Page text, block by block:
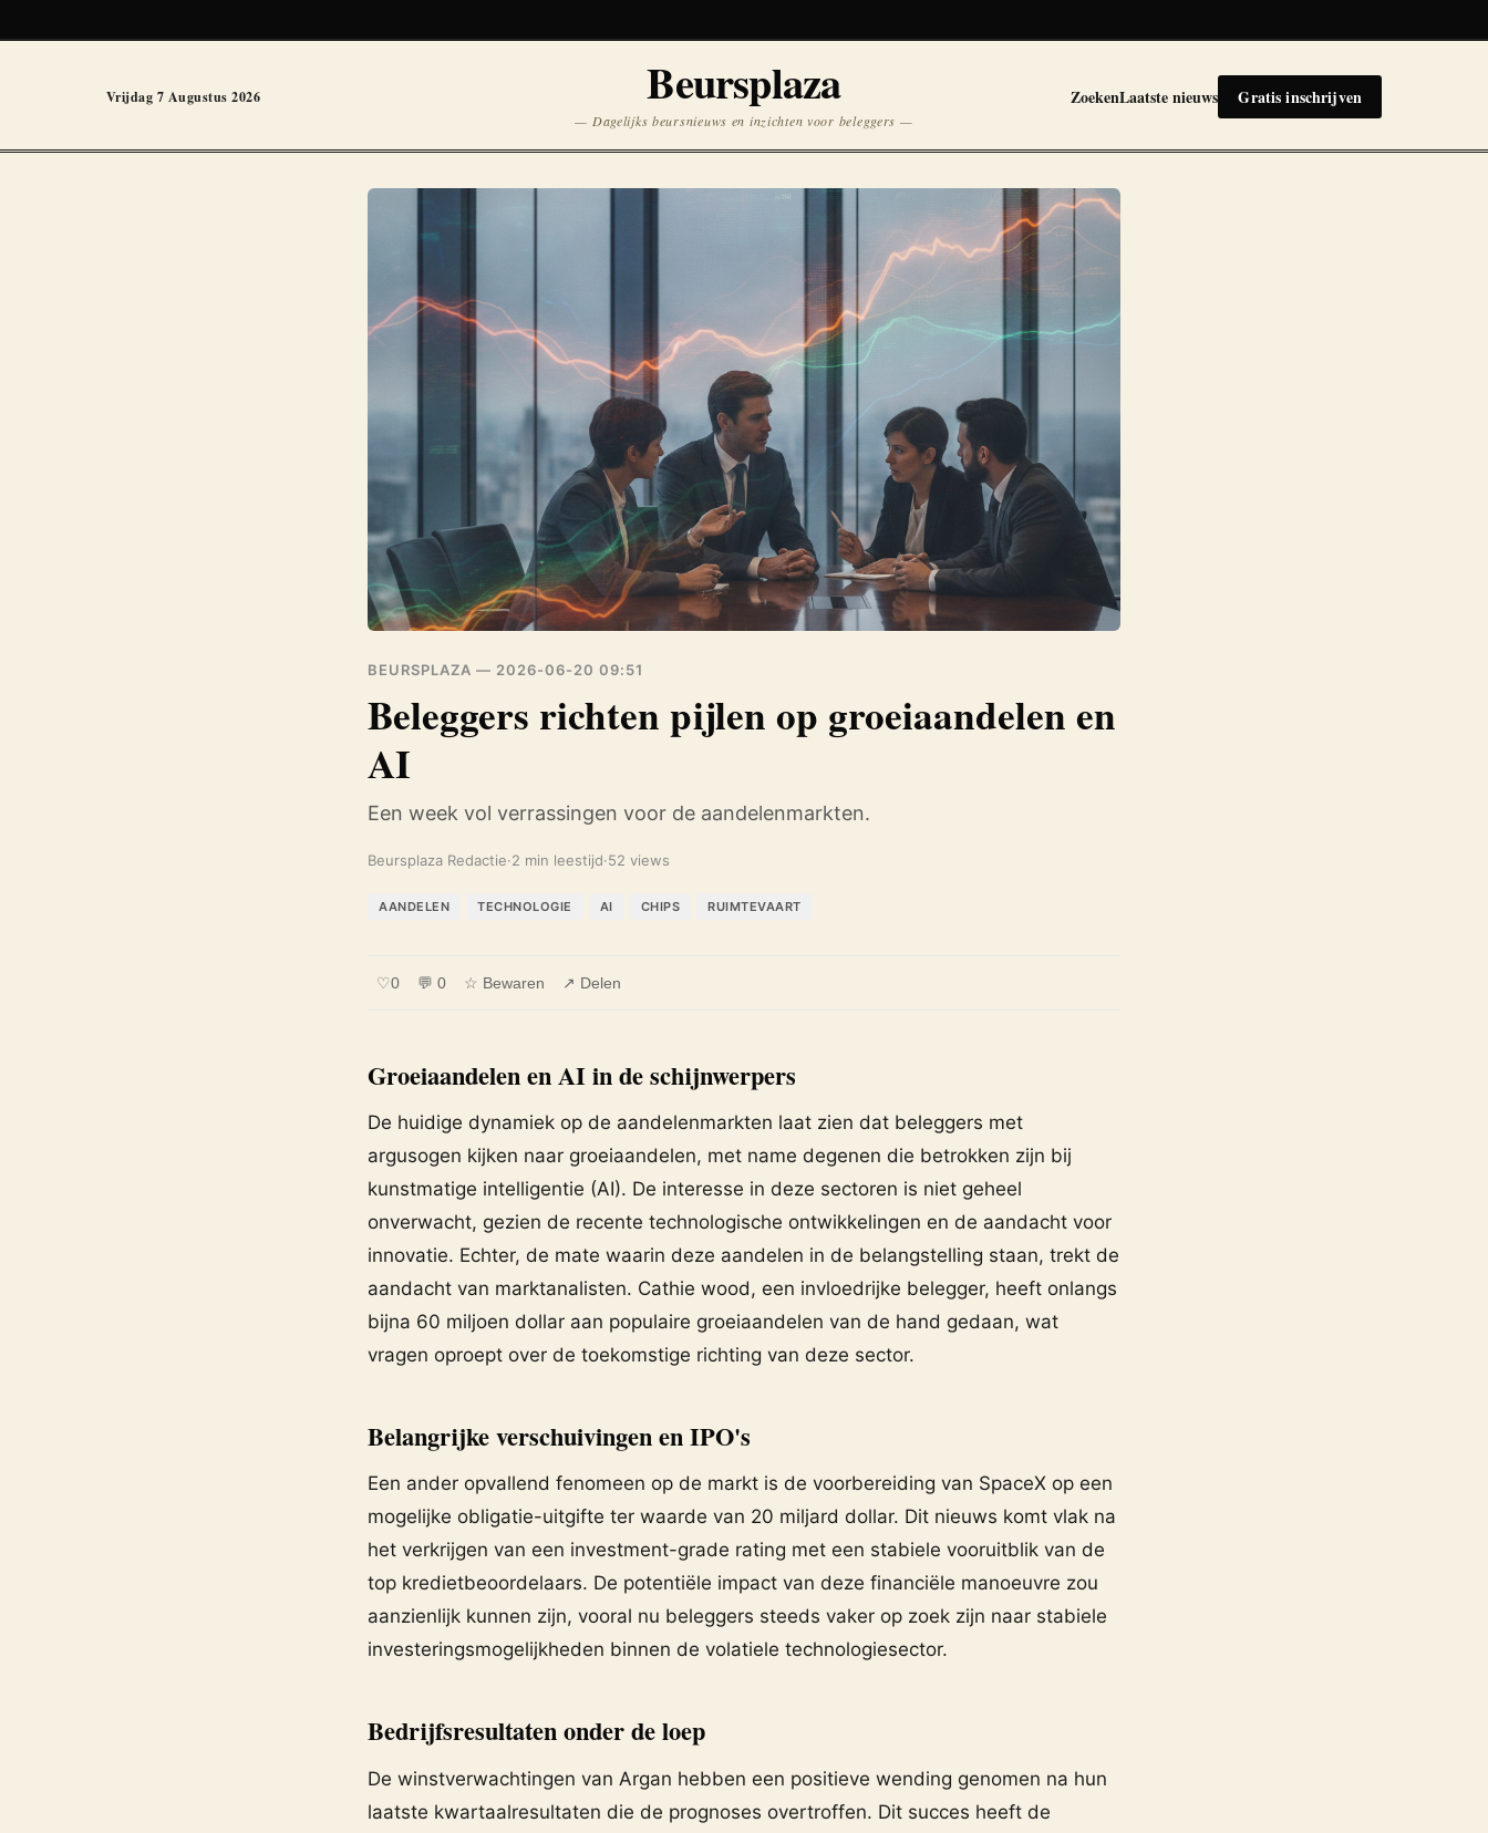
Vrijdag 7 Augustus 2026 Beursplaza
— Dagelijks beursnieuws en inzichten voor beleggers —
ZoekenLaatste nieuws Gratis inschrijven
BEURSPLAZA — 2026-06-20 09:51
Beleggers richten pijlen op groeiaandelen en
AI
Een week vol verrassingen voor de aandelenmarkten.
Beursplaza Redactie·2 min leestijd·52 views
AANDELEN TECHNOLOGIE AI CHIPS RUIMTEVAART
♡0 💬 0 ☆ Bewaren ↗ Delen
Groeiaandelen en AI in de schijnwerpers
De huidige dynamiek op de aandelenmarkten laat zien dat beleggers met
argusogen kijken naar groeiaandelen, met name degenen die betrokken zijn bij
kunstmatige intelligentie (AI). De interesse in deze sectoren is niet geheel
onverwacht, gezien de recente technologische ontwikkelingen en de aandacht voor
innovatie. Echter, de mate waarin deze aandelen in de belangstelling staan, trekt de
aandacht van marktanalisten. Cathie wood, een invloedrijke belegger, heeft onlangs
bijna 60 miljoen dollar aan populaire groeiaandelen van de hand gedaan, wat
vragen oproept over de toekomstige richting van deze sector.
Belangrijke verschuivingen en IPO's
Een ander opvallend fenomeen op de markt is de voorbereiding van SpaceX op een
mogelijke obligatie-uitgifte ter waarde van 20 miljard dollar. Dit nieuws komt vlak na
het verkrijgen van een investment-grade rating met een stabiele vooruitblik van de
top kredietbeoordelaars. De potentiële impact van deze financiële manoeuvre zou
aanzienlijk kunnen zijn, vooral nu beleggers steeds vaker op zoek zijn naar stabiele
investeringsmogelijkheden binnen de volatiele technologiesector.
Bedrijfsresultaten onder de loep
De winstverwachtingen van Argan hebben een positieve wending genomen na hun
laatste kwartaalresultaten die de prognoses overtroffen. Dit succes heeft de